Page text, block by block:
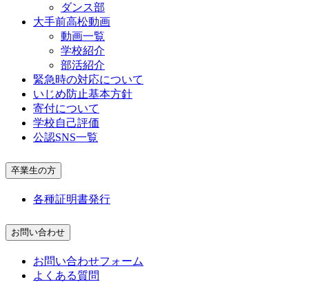
ダンス部
大手前高松動画
動画一覧
学校紹介
部活紹介
緊急時の対応について
いじめ防止基本方針
寄付について
学校自己評価
公認SNS一覧
卒業生の方
各種証明書発行
お問い合わせ
お問い合わせフォーム
よくある質問